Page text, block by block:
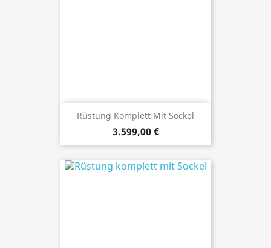
Rüstung Komplett Mit Sockel
3.599,00 €